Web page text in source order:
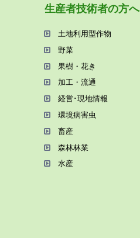
⽣産者技術者の⽅へ
⼟地利⽤型作物
野菜
果樹・花き
加⼯・流通
経営･現地情報
環境病害⾍
畜産
森林林業
⽔産